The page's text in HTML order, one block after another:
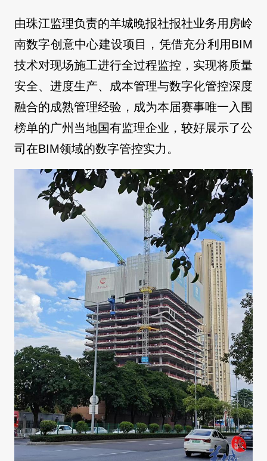
由珠江监理负责的羊城晚报社报社业务用房岭
南数字创意中心建设项目，凭借充分利用BIM
技术对现场施工进行全过程监控，实现将质量
安全、进度生产、成本管理与数字化管控深度
融合的成熟管理经验，成为本届赛事唯一入围
榜单的广州当地国有监理企业，较好展示了公
司在BIM领域的数字管控实力。